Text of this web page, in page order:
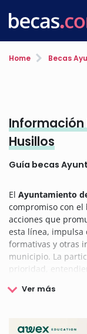
Home Becas
Husillos
Guía becas
El Ayuntamiento
compromiso con
acciones que
esta línea, impulsa
formativas y otras
municipio. La
prioridad,
forma de
un canal para